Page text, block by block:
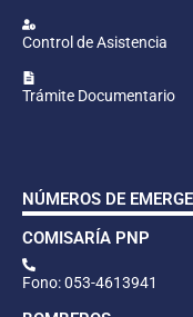
Control de Asistencia
Trámite Documentario
NÚMEROS DE
COMISARÍA PNP
Fono: 053-4613941